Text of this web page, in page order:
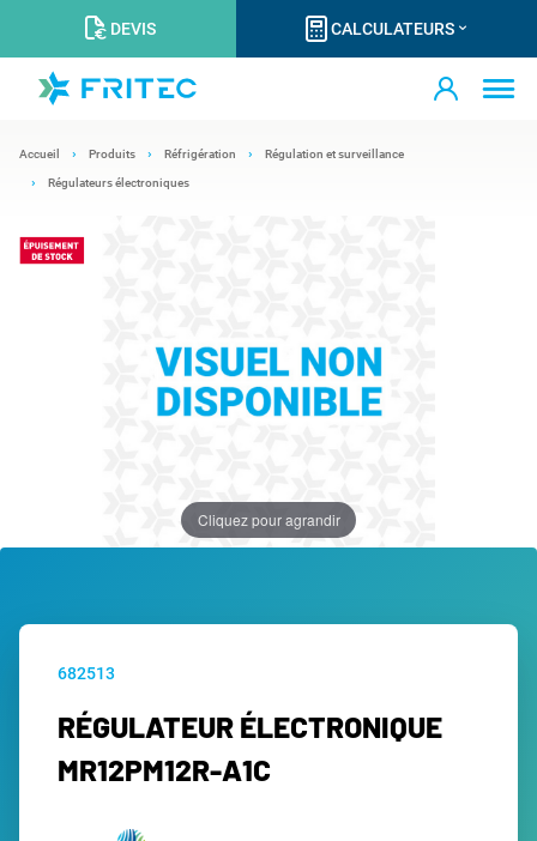
DEVIS CALCULATEURS
Accueil Produits Réfrigération Régulation et surveillance
Régulateurs électroniques
Cliquez pour agrandir
682513
RÉGULATEUR ÉLECTRONIQUE
MR12PM12R-A1C